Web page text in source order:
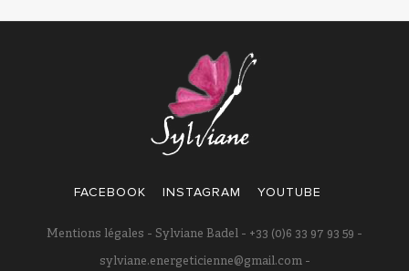
FACEBOOK INSTAGRAM YOUTUBE
Mentions légales - Sylviane Badel - +33 (0)6 33 97 93 59 -
sylviane.energeticienne@gmail.com -